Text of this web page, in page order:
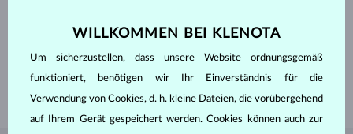
WILLKOMMEN BEI KLENOTA
Um sicherzustellen, dass unsere Website ordnungsgemäß
funktioniert, benötigen wir Ihr Einverständnis für die
Verwendung von Cookies, d. h. kleine Dateien, die vorübergehend
auf Ihrem Gerät gespeichert werden. Cookies können auch zur